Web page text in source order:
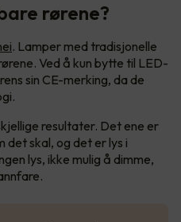
rørene?
. Lamper med tradisjonelle
Ved å kun bytte til LED-
sin CE-merking, da de
resultater. Det ene er
det skal, og det er lys i
lys, ikke mulig å dimme,